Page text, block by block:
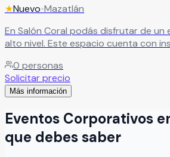
★Nuevo•Mazatlán
En Salón Coral podás disfrutar de un
alto nivel. Este espacio cuenta con
un enlace nupcial inolvidable. Además, su equipo de
profesionales te acompañará en
asesoría personalizada para que tu
0 personas
Solicitar precio
Más información
Eventos Corporativos
que debes saber